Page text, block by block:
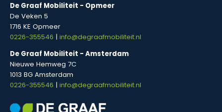
De Graaf Mobiliteit - Opmeer
De Veken 5
1716 KE Opmeer
0226-355546 | info@degraafmobiliteit.nl
De Graaf Mobiliteit - Amsterdam
Nieuwe Hemweg 7C
1013 BG Amsterdam
0226-355546 | info@degraafmobiliteit.nl